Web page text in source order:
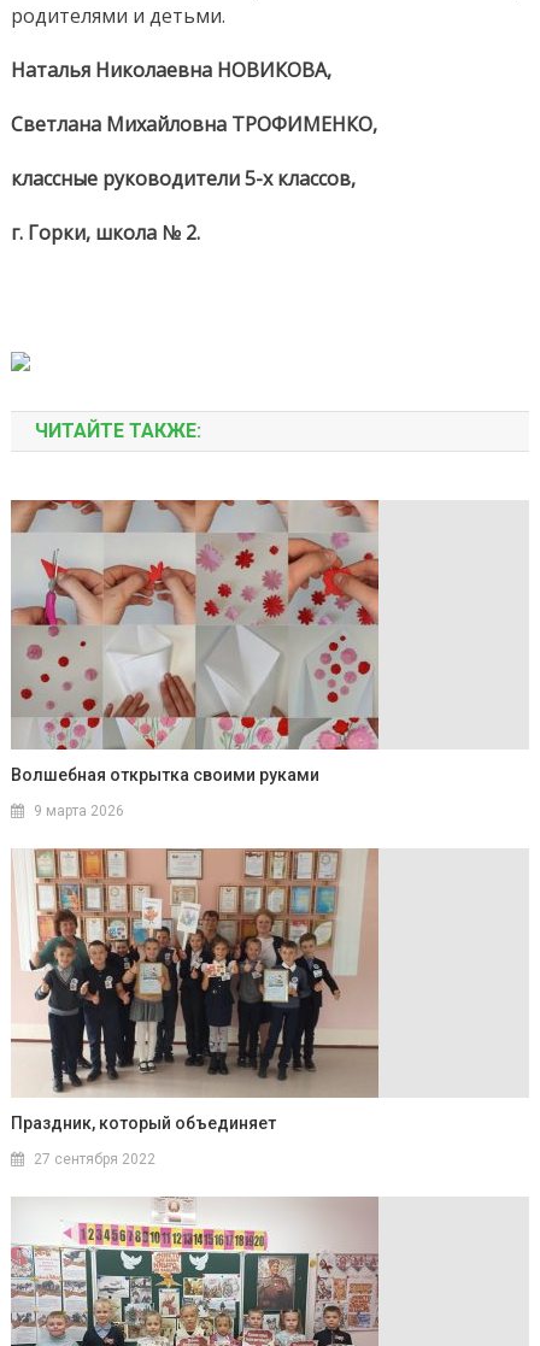
родителями и детьми.
Наталья Николаевна НОВИКОВА,
Светлана Михайловна ТРОФИМЕНКО,
классные руководители 5-х классов,
г. Горки, школа № 2.
ЧИТАЙТЕ ТАКЖЕ:
Волшебная открытка своими руками
9 марта 2026
Праздник, который объединяет
27 сентября 2022